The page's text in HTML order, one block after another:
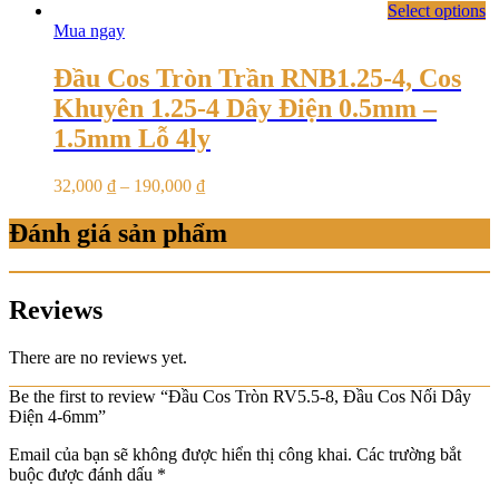
Select options
Mua ngay
Đầu Cos Tròn Trần RNB1.25-4, Cos
Khuyên 1.25-4 Dây Điện 0.5mm –
1.5mm Lỗ 4ly
32,000 ₫ – 190,000 ₫
Đánh giá sản phẩm
Reviews
There are no reviews yet.
Be the first to review “Đầu Cos Tròn RV5.5-8, Đầu Cos Nối Dây
Điện 4-6mm”
Email của bạn sẽ không được hiển thị công khai. Các trường bắt
buộc được đánh dấu *